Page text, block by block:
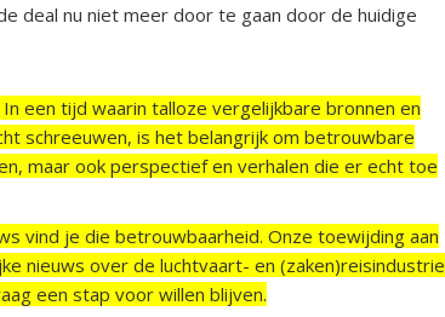
deal nu niet meer door te gaan door de huidige
een tijd waarin talloze vergelijkbare bronnen en
schreeuwen, is het belangrijk om betrouwbare
maar ook perspectief en verhalen die er echt toe
vind je die betrouwbaarheid. Onze toewijding aan
nieuws over de luchtvaart- en (zaken)reisindustrie
een stap voor willen blijven.